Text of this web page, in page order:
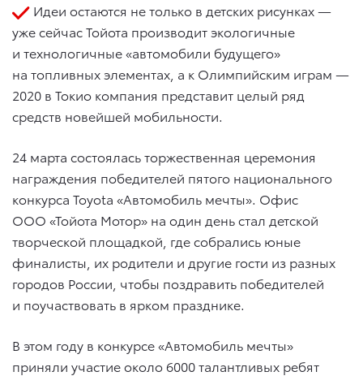
Идеи остаются не только в детских рисунках —
уже сейчас Тойота производит экологичные
и технологичные «автомобили будущего»
на топливных элементах, а к Олимпийским играм —
2020 в Токио компания представит целый ряд
средств новейшей мобильности.
24 марта состоялась торжественная церемония
награждения победителей пятого национального
конкурса Toyota «Автомобиль мечты». Офис
ООО «Тойота Мотор» на один день стал детской
творческой площадкой, где собрались юные
финалисты, их родители и другие гости из разных
городов России, чтобы поздравить победителей
и поучаствовать в ярком празднике.
В этом году в конкурсе «Автомобиль мечты»
приняли участие около 6000 талантливых ребят